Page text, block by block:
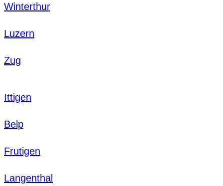
Winterthur
Luzern
Zug
Ittigen
Belp
Frutigen
Langenthal